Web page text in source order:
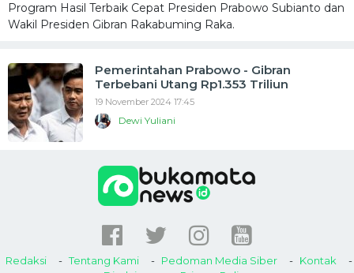
Program Hasil Terbaik Cepat Presiden Prabowo Subianto dan
Wakil Presiden Gibran Rakabuming Raka.
Pemerintahan Prabowo - Gibran
Terbebani Utang Rp1.353 Triliun
19 November 2024 17:45
Dewi Yuliani
Redaksi Tentang Kami Pedoman Media Siber
Kontak